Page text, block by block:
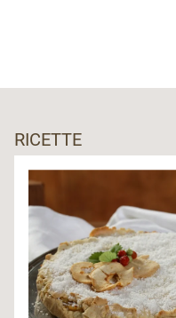
RICETTE